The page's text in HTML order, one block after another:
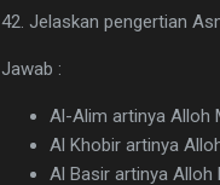
42. Jelaskan pengertian
Jawab :
Al-Alim artinya Alloh
Al Khobir artinya
Al Basir artinya Alloh